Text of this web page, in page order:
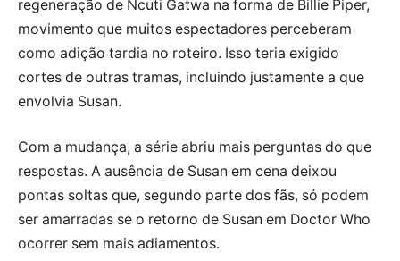
regeneração de Ncuti Gatwa na forma de Billie Piper,
movimento que muitos espectadores perceberam
como adição tardia no roteiro. Isso teria exigido
cortes de outras tramas, incluindo justamente a que
envolvia Susan.
Com a mudança, a série abriu mais perguntas do que
respostas. A ausência de Susan em cena deixou
pontas soltas que, segundo parte dos fãs, só podem
ser amarradas se o retorno de Susan em Doctor Who
ocorrer sem mais adiamentos.